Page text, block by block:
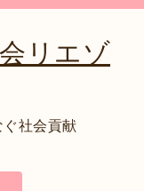
リエゾ
ぐ社会貢献